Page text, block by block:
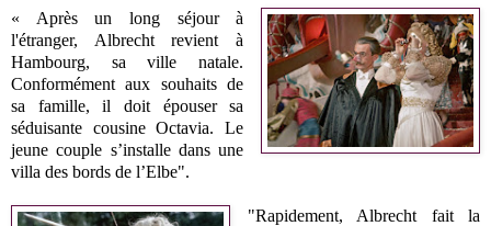
« Après un long séjour à
l'étranger, Albrecht revient à
Hambourg, sa ville natale.
Conformément aux souhaits de
sa famille, il doit épouser sa
séduisante cousine Octavia. Le
jeune couple s’installe dans une
villa des bords de l’Elbe".
"Rapidement, Albrecht fait la